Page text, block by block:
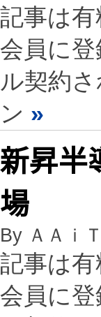
記事は
会員に
ル契約
ン »
新昇半
場
By ＡＡｉ
記事は
会員に